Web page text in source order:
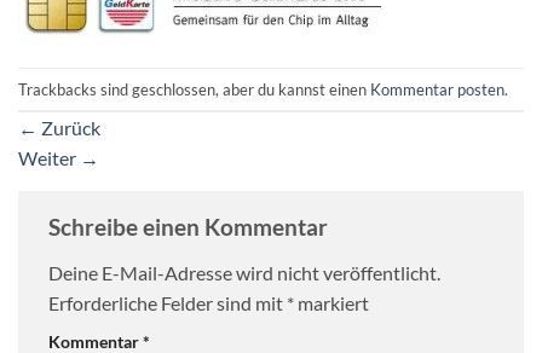
Trackbacks sind geschlossen, aber du kannst einen Kommentar posten.
← Zurück
Weiter →
Schreibe einen Kommentar
Deine E-Mail-Adresse wird nicht veröffentlicht.
Erforderliche Felder sind mit * markiert
Kommentar*